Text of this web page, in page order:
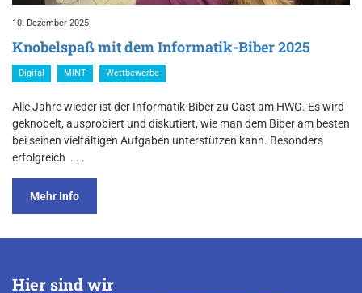
10. Dezember 2025
Knobelspaß mit dem Informatik-Biber 2025
Digital MINT Wettbewerbe
Alle Jahre wieder ist der Informatik-Biber zu Gast am HWG. Es wird
geknobelt, ausprobiert und diskutiert, wie man dem Biber am besten
bei seinen vielfältigen Aufgaben unterstützen kann. Besonders
erfolgreich . . .
Mehr Info
Hier sind wir